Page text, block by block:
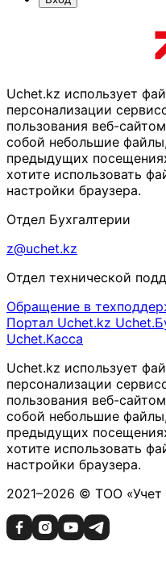
Uchet.kz использует
персонализации
пользования веб-
собой небольшие
предыдущих
хотите использовать
настройки браузера.
Отдел Бухгалтерии
z@uchet.kz
Отдел технической
Обращение в
Портал Uchet.kz
Uchet.Касса
Uchet.kz использует
персонализации
пользования веб-
собой небольшие
предыдущих
хотите использовать
настройки браузера.
2021–2026 © ТОО «Учет